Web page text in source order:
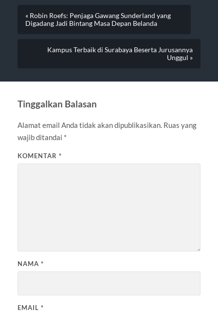
« Robin Roefs: Penjaga Gawang Sunderland yang
Digadang Jadi Bintang Masa Depan Belanda
Kampus Terbaik di Surabaya Beserta Jurusannya
Unggul »
Tinggalkan Balasan
Alamat email Anda tidak akan dipublikasikan. Ruas yang
wajib ditandai *
KOMENTAR *
NAMA *
EMAIL *